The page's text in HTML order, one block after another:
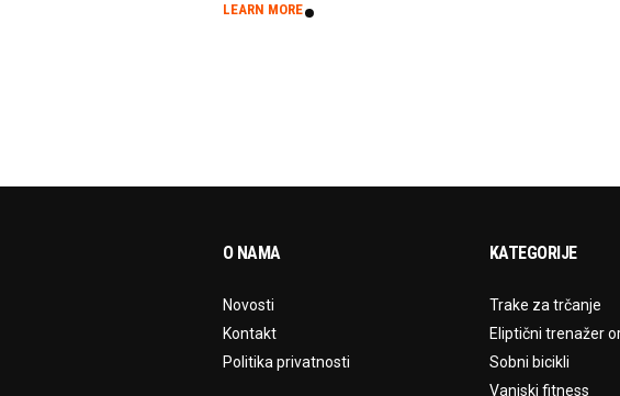
LEARN MORE
O NAMA
Novosti
Kontakt
Politika privatnosti
KATEGORIJE
Trake za trčanje
Eliptični trenažer
Sobni bicikli
Vanjski fitness